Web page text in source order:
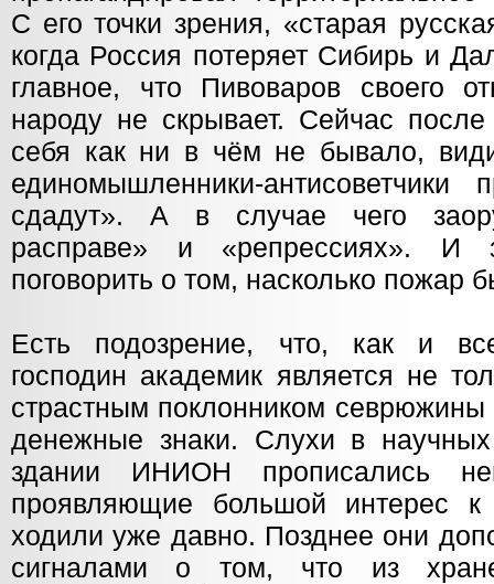
С его точки зрения, «старая
когда Россия потеряет Сибирь и
главное, что Пивоваров своего
народу не скрывает. Сейчас
себя как ни в чём не бывало,
единомышленники-
сдадут». А в случае чего
расправе» и «репрессиях». И
поговорить о том, насколько пожар
Есть подозрение, что, как и
господин академик является не
страстным поклонником
денежные знаки. Слухи в
здании ИНИОН прописались
проявляющие большой интерес к
ходили уже давно. Позднее они
сигналами о том, что из